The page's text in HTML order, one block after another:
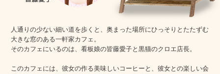
人通りの少ない細い道を歩くと、奥まった場所にひっそりとたたずむ
大きな窓のある一軒家カフェ。
そのカフェにいるのは、看板娘の皆藤愛子と黒猫のクロエ店長。
このカフェには、彼女の作る美味しいコーヒーと、彼女との楽しい会